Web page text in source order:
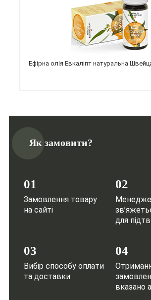
Ефірна олія Евкаліпт натуральна
Як замовити?
01
Замовлення товару
на сайті
02
для
03
Вибір способу оплати
та доставки
04
вказано